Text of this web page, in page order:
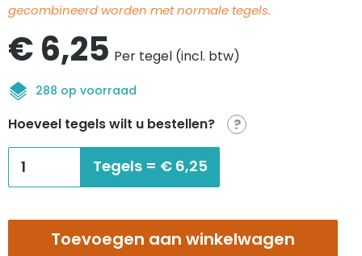
gecombineerd worden met normale tegels.
€6,25 Per tegel (incl. btw)
288 op voorraad
Hoeveel tegels wilt u bestellen? ?
Textile
Tegels = € 6,25
Toevoegen aan winkelwagen